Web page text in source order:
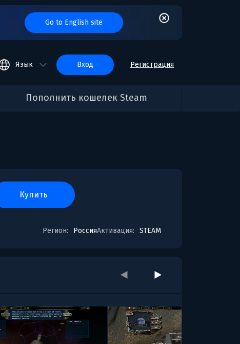
Go to English site
Язык вход Регистрация
Пополнить кошелек Steam
купить
Регион: РоссияАктивация: STEAM